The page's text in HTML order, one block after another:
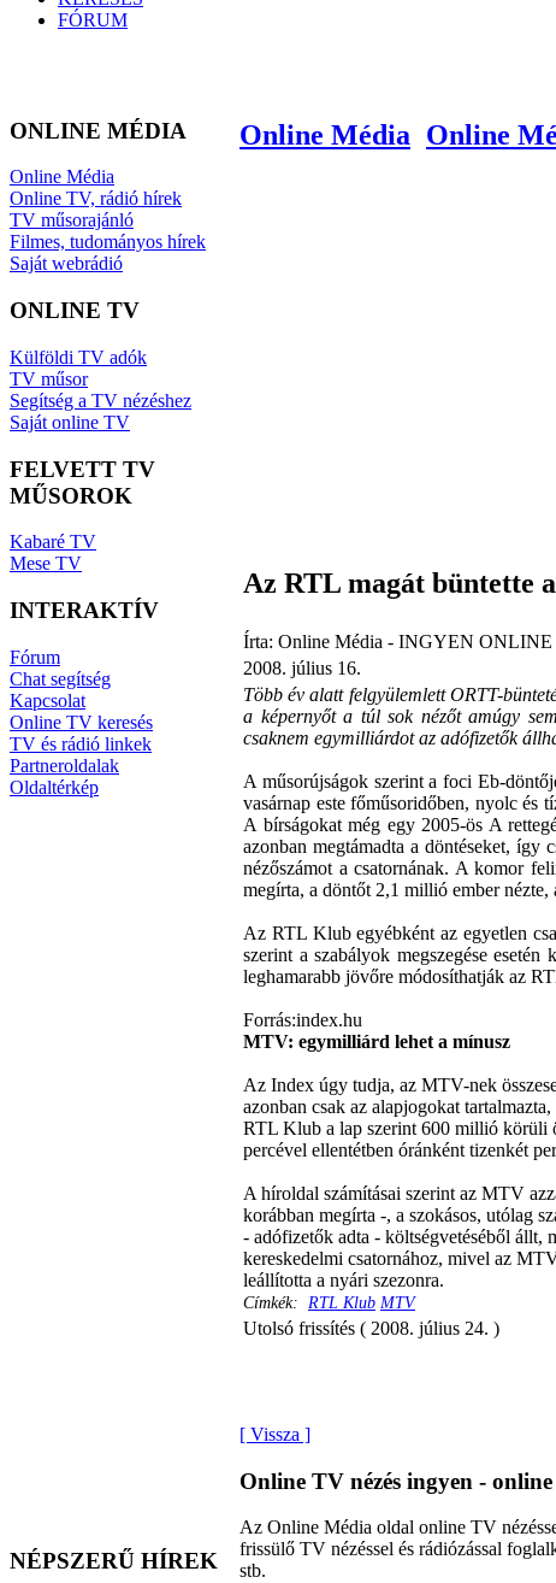
FÓRUM
ONLINE MÉDIA
Online Média
Online TV, rádió hírek
TV műsorajánló
Filmes, tudományos hírek
Saját webrádió
ONLINE TV
Külföldi TV adók
TV műsor
Segítség a TV nézéshez
Saját online TV
FELVETT TV
MŰSOROK
Kabaré TV
Mese TV
INTERAKTÍV
Fórum
Chat segítség
Kapcsolat
Online TV keresés
TV és rádió linkek
Partneroldalak
Oldaltérkép
NÉPSZERŰ HÍREK
Online Média Online
Az RTL magát büntette
Írta: Online Média - INGYEN ONLINE
2008. július 16.
Több év alatt felgyülemlett ORTT-
a képernyőt a túl sok nézőt amúgy
csaknem egymilliárdot az adófizetők
A műsorújságok szerint a foci Eb-
vasárnap este főműsoridőben, nyolc és
A bírságokat még egy 2005-ös A
azonban megtámadta a döntéseket, így
nézőszámot a csatornának. A komor
megírta, a döntőt 2,1 millió ember
Az RTL Klub egyébként az egyetlen
szerint a szabályok megszegése
leghamarabb jövőre módosíthatják az
Forrás:index.hu
MTV: egymilliárd lehet a mínusz
Az Index úgy tudja, az MTV-nek
azonban csak az alapjogokat
RTL Klub a lap szerint 600 millió körüli
percével ellentétben óránként tizenkét
A híroldal számításai szerint az MTV
korábban megírta -, a szokásos, utólag
- adófizetők adta - költségvetéséből állt,
kereskedelmi csatornához, mivel az
leállította a nyári szezonra.
Címkék: RTL Klub MTV
Utolsó frissítés ( 2008. július 24. )
[ Vissza ]
Online TV nézés ingyen -
Az Online Média oldal online TV
frissülő TV nézéssel és rádiózással
stb.